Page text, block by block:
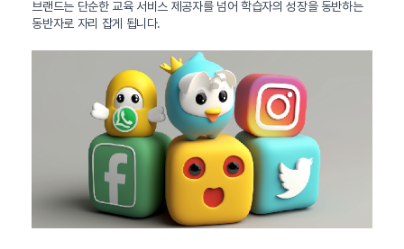
브랜드는 단순한 교육 서비스 제공자를 넘어 학습자의 성장을 동반하는
동반자로 자리 잡게 됩니다.